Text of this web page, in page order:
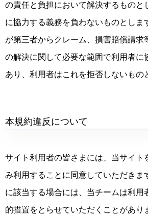
の責任と負担において解決するものと
に協力する義務を負わないものとしま
が第三者からクレーム、損害賠償請求
の解決に関して必要な範囲で利用者に
あり、利用者はこれを拒否しないもの
本規約違反について
サイト利用者の皆さまには、当サイト
み利用することに同意していただきま
に該当する場合には、当チームは利用
的措置をとらせていただくことがあり